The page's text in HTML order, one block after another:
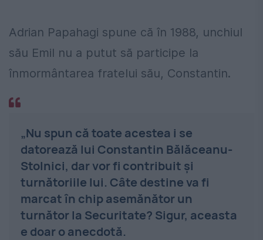
Adrian Papahagi spune că în 1988, unchiul
său Emil nu a putut să participe la
înmormântarea fratelui său, Constantin.
„Nu spun că toate acestea i se
datorează lui Constantin Bălăceanu-
Stolnici, dar vor fi contribuit și
turnătoriile lui. Câte destine va fi
marcat în chip asemănător un
turnător la Securitate? Sigur, aceasta
e doar o anecdotă.